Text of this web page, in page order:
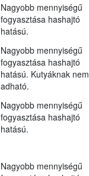
Nagyobb mennyiségű
fogyasztása hashajtó
hatású.
Nagyobb mennyiségű
fogyasztása hashajtó
hatású. Kutyáknak nem
adható.
Nagyobb mennyiségű
fogyasztása hashajtó
hatású.
Nagyobb mennyiségű